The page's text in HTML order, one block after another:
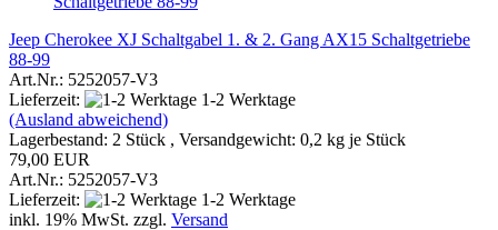
Jeep Cherokee XJ Schaltgabel 1. & 2. Gang AX15 Schaltgetriebe
88-99
Art.Nr.: 5252057-V3
Lieferzeit:
1-2 Werktage
(Ausland abweichend)
Lagerbestand: 2 Stück , Versandgewicht: 0,2 kg je Stück
79,00 EUR
Art.Nr.: 5252057-V3
Lieferzeit:
1-2 Werktage
inkl. 19% MwSt. zzgl. Versand